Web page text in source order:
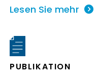
Lesen Sie mehr
PUBLIKATION